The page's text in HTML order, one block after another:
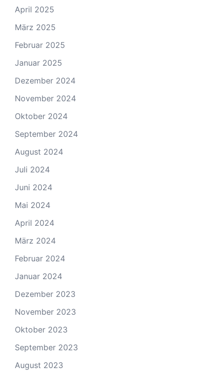
April 2025
März 2025
Februar 2025
Januar 2025
Dezember 2024
November 2024
Oktober 2024
September 2024
August 2024
Juli 2024
Juni 2024
Mai 2024
April 2024
März 2024
Februar 2024
Januar 2024
Dezember 2023
November 2023
Oktober 2023
September 2023
August 2023